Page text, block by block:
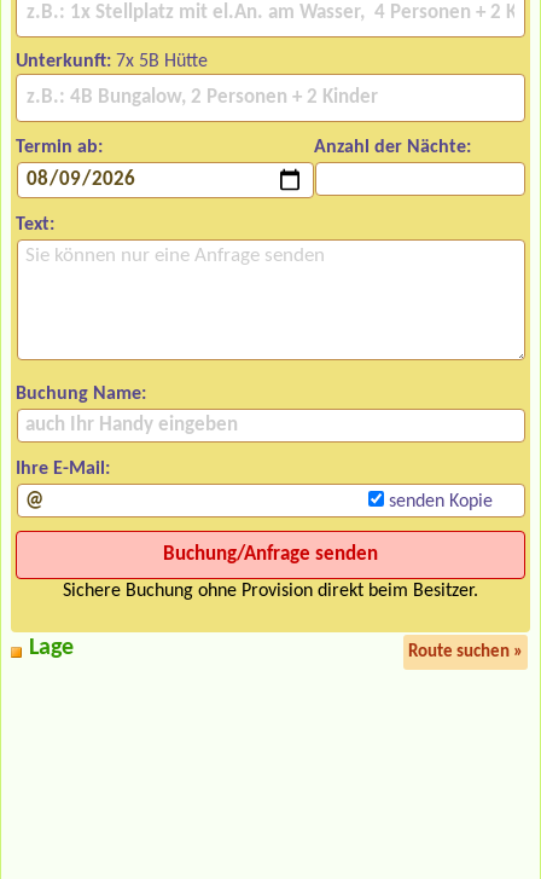
Unterkunft: 7x 5B Hütte
Termin ab: Anzahl der Nächte:
Text:
Buchung Name:
Ihre E-Mail:
senden Kopie
Sichere Buchung ohne Provision direkt beim Besitzer.
Lage Route suchen »